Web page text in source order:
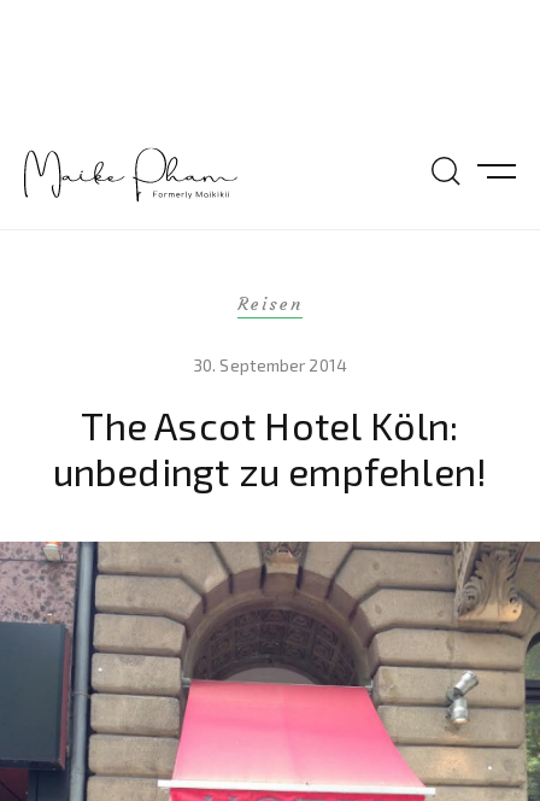
Reisen
30. September 2014
The Ascot Hotel Köln:
unbedingt zu empfehlen!